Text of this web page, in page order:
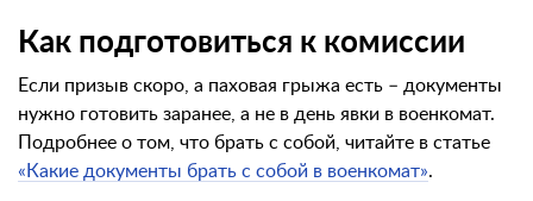
Как подготовиться к комиссии
Если призыв скоро, а паховая грыжа есть – документы
нужно готовить заранее, а не в день явки в военкомат.
Подробнее о том, что брать с собой, читайте в статье
«Какие документы брать с собой в военкомат».